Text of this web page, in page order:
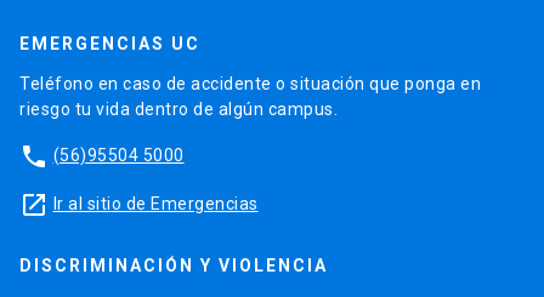
EMERGENCIAS UC
Teléfono en caso de accidente o situación que ponga en
riesgo tu vida dentro de algún campus.
phone (56)95504 5000
launch Ir al sitio de Emergencias
DISCRIMINACIÓN Y VIOLENCIA